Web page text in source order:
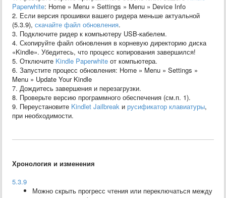
Paperwhite: Home » Menu » Settings » Menu » Device Info
2. Если версия прошивки вашего ридера меньше актуальной
(5.3.9), скачайте файл обновления.
3. Подключите ридер к компьютеру USB-кабелем.
4. Скопируйте файл обновления в корневую директорию диска
«Kindle». Убедитесь, что процесс копирования завершился!
5. Отключите Kindle Paperwhite от компьютера.
6. Запустите процесс обновления: Home » Menu » Settings »
Menu » Update Your Kindle
7. Дождитесь завершения и перезагрузки.
8. Проверьте версию программного обеспечения (см.п. 1).
9. Переустановите Kindlet Jailbreak и русификатор клавиатуры,
при необходимости.
Хронология и изменения
5.3.9
Можно скрыть прогресс чтения или переключаться между